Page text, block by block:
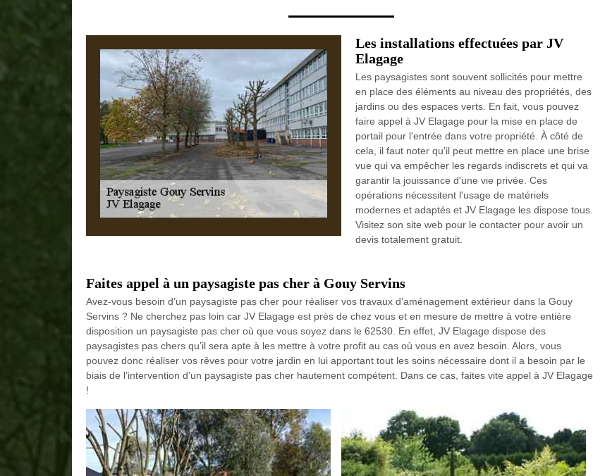
Les installations effectuées par JV
Elagage
Les paysagistes sont souvent sollicités pour mettre
en place des éléments au niveau des propriétés, des
jardins ou des espaces verts. En fait, vous pouvez
faire appel à JV Elagage pour la mise en place de
portail pour l'entrée dans votre propriété. À côté de
cela, il faut noter qu'il peut mettre en place une brise
vue qui va empêcher les regards indiscrets et qui va
garantir la jouissance d'une vie privée. Ces
opérations nécessitent l'usage de matériels
modernes et adaptés et JV Elagage les dispose tous.
Visitez son site web pour le contacter pour avoir un
devis totalement gratuit.
Faites appel à un paysagiste pas cher à Gouy Servins
Avez-vous besoin d’un paysagiste pas cher pour réaliser vos travaux d’aménagement extérieur dans la Gouy
Servins ? Ne cherchez pas loin car JV Elagage est près de chez vous et en mesure de mettre à votre entière
disposition un paysagiste pas cher où que vous soyez dans le 62530. En effet, JV Elagage dispose des
paysagistes pas chers qu’il sera apte à les mettre à votre profit au cas où vous en avez besoin. Alors, vous
pouvez donc réaliser vos rêves pour votre jardin en lui apportant tout les soins nécessaire dont il a besoin par le
biais de l’intervention d’un paysagiste pas cher hautement compétent. Dans ce cas, faites vite appel à JV Elagage
!